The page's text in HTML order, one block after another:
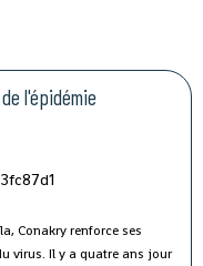
l'épidémie
Conakry renforce ses
virus. Il y a quatre ans jour